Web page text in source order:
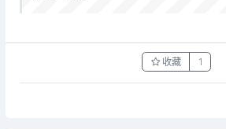
收藏 1